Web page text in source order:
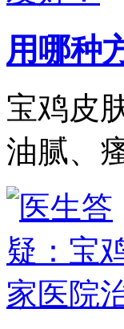
用哪种
宝鸡皮
油腻、